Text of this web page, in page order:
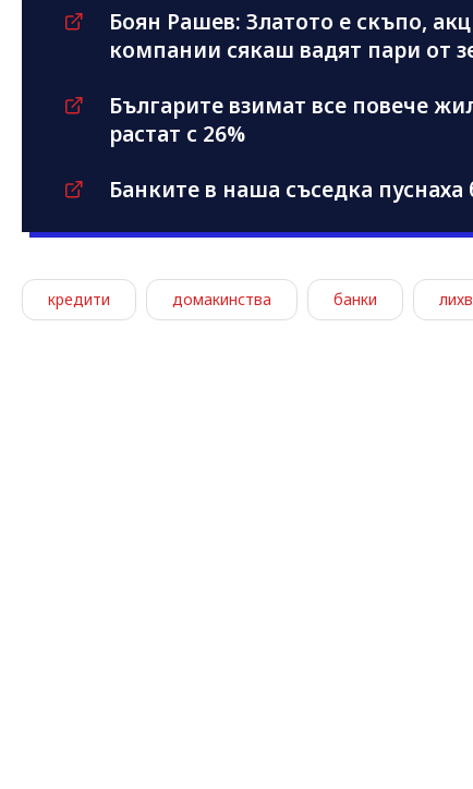
Боян Рашев: Златото е скъпо,
компании сякаш вадят пари от
Българите взимат все повече
растат с 26%
Банките в наша съседка
кредити домакинства банки